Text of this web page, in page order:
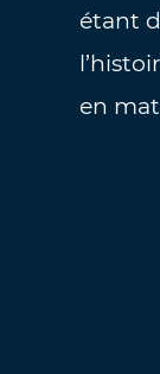
étant
en